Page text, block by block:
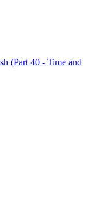
(Part 40 - Time and